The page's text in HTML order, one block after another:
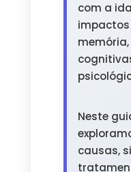
com a
Neste
causas,